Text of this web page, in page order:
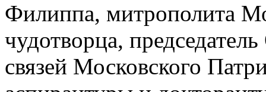
Филиппа, митрополита
чудотворца,
связей Московского